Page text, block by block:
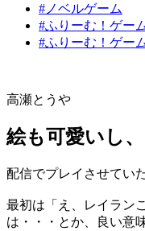
#ノベルゲーム
#ふりーむ！ゲー
#ふりーむ！ゲー
高瀬とうや
絵も可愛いし
配信でプレイさせてい
最初は「え、レイラン
は・・・とか、良い意